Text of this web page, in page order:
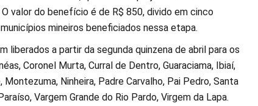
valor do benefício é de R$ 850, divido em cinco
mineiros beneficiados nessa etapa.
liberados a partir da segunda quinzena de abril para os
Coronel Murta, Curral de Dentro, Guaraciama, Ibiaí,
Ninheira, Padre Carvalho, Pai Pedro, Santa
Vargem Grande do Rio Pardo, Virgem da Lapa.